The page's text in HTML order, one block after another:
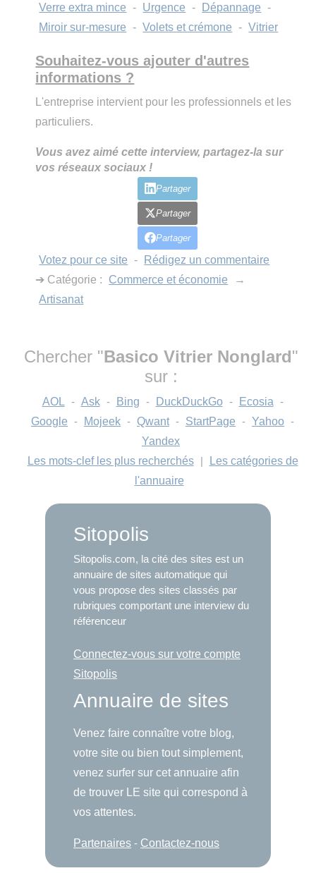
Verre extra mince - Urgence - Dépannage -
Miroir sur-mesure - Volets et crémone - Vitrier
Souhaitez-vous ajouter d'autres
informations ?
L'entreprise intervient pour les professionnels et les
particuliers.
Vous avez aimé cette interview, partagez-la sur
vos réseaux sociaux !
Partager
Partager
Partager
Votez pour ce site -
Rédigez un commentaire
➔ Catégorie :
Commerce et économie
→
Artisanat
Chercher "Basico Vitrier Nonglard"
sur :
AOL - Ask - Bing - DuckDuckGo - Ecosia -
Google - Mojeek - Qwant - StartPage - Yahoo -
Yandex
Les mots-clef les plus recherchés
|
Les catégories de
l'annuaire
Sitopolis
Sitopolis.com, la cité des sites est un
annuaire de sites automatique qui
vous propose des sites classés par
rubriques comportant une interview du
référenceur
Connectez-vous sur votre compte
Sitopolis
Annuaire de sites
Venez faire connaître votre blog,
votre site ou bien tout simplement,
venez surfer sur cet annuaire afin
de trouver LE site qui correspond à
vos attentes.
Partenaires - Contactez-nous